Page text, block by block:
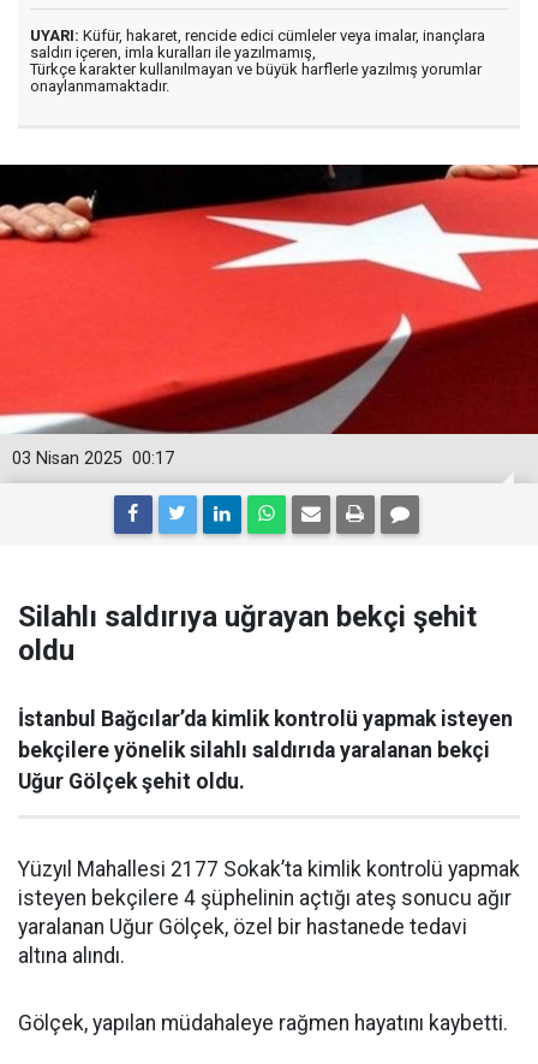
UYARI: Küfür, hakaret, rencide edici cümleler veya imalar, inançlara
saldırı içeren, imla kuralları ile yazılmamış,
Türkçe karakter kullanılmayan ve büyük harflerle yazılmış yorumlar
onaylanmamaktadır.
00:17
03 Nisan 2025
Silahlı saldırıya uğrayan bekçi şehit
oldu
İstanbul Bağcılar’da kimlik kontrolü yapmak isteyen
bekçilere yönelik silahlı saldırıda yaralanan bekçi
Uğur Gölçek şehit oldu.
Yüzyıl Mahallesi 2177 Sokak’ta kimlik kontrolü yapmak
isteyen bekçilere 4 şüphelinin açtığı ateş sonucu ağır
yaralanan Uğur Gölçek, özel bir hastanede tedavi
altına alındı.
Gölçek, yapılan müdahaleye rağmen hayatını kaybetti.